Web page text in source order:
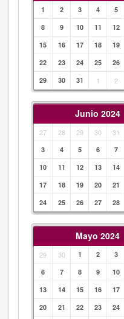
1 2 3 4 5
8
9 10 11 12
15
16 17 18 19
22
23 24 25 26
29
30 31 1 2
Junio 2024
27 28 29 30 31
3
4 5 6 7
10
11 12 13 14
17
18 19 20 21
24
25 26 27 28
Mayo 2024
29 30 1 2 3
6
7 8 9 10
13
14 15 16 17
20
21 22 23 24